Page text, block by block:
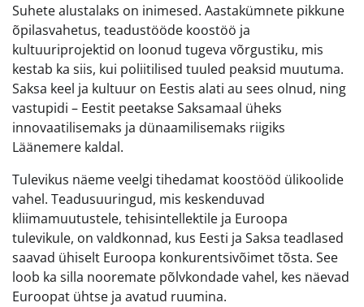
Suhete alustalaks on inimesed. Aastakümnete pikkune
õpilasvahetus, teadustööde koostöö ja
kultuuriprojektid on loonud tugeva võrgustiku, mis
kestab ka siis, kui poliitilised tuuled peaksid muutuma.
Saksa keel ja kultuur on Eestis alati au sees olnud, ning
vastupidi – Eestit peetakse Saksamaal üheks
innovaatilisemaks ja dünaamilisemaks riigiks
Läänemere kaldal.
Tulevikus näeme veelgi tihedamat koostööd ülikoolide
vahel. Teadusuuringud, mis keskenduvad
kliimamuutustele, tehisintellektile ja Euroopa
tulevikule, on valdkonnad, kus Eesti ja Saksa teadlased
saavad ühiselt Euroopa konkurentsivõimet tõsta. See
loob ka silla nooremate põlvkondade vahel, kes näevad
Euroopat ühtse ja avatud ruumina.